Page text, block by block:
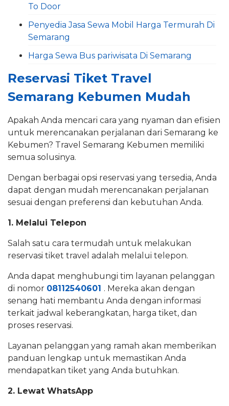
To Door
Penyedia Jasa Sewa Mobil Harga Termurah Di
Semarang
Harga Sewa Bus pariwisata Di Semarang
Reservasi Tiket Travel
Semarang Kebumen Mudah
Apakah Anda mencari cara yang nyaman dan efisien
untuk merencanakan perjalanan dari Semarang ke
Kebumen? Travel Semarang Kebumen memiliki
semua solusinya.
Dengan berbagai opsi reservasi yang tersedia, Anda
dapat dengan mudah merencanakan perjalanan
sesuai dengan preferensi dan kebutuhan Anda.
1. Melalui Telepon
Salah satu cara termudah untuk melakukan
reservasi tiket travel adalah melalui telepon.
Anda dapat menghubungi tim layanan pelanggan
di nomor 08112540601 . Mereka akan dengan
senang hati membantu Anda dengan informasi
terkait jadwal keberangkatan, harga tiket, dan
proses reservasi.
Layanan pelanggan yang ramah akan memberikan
panduan lengkap untuk memastikan Anda
mendapatkan tiket yang Anda butuhkan.
2. Lewat WhatsApp